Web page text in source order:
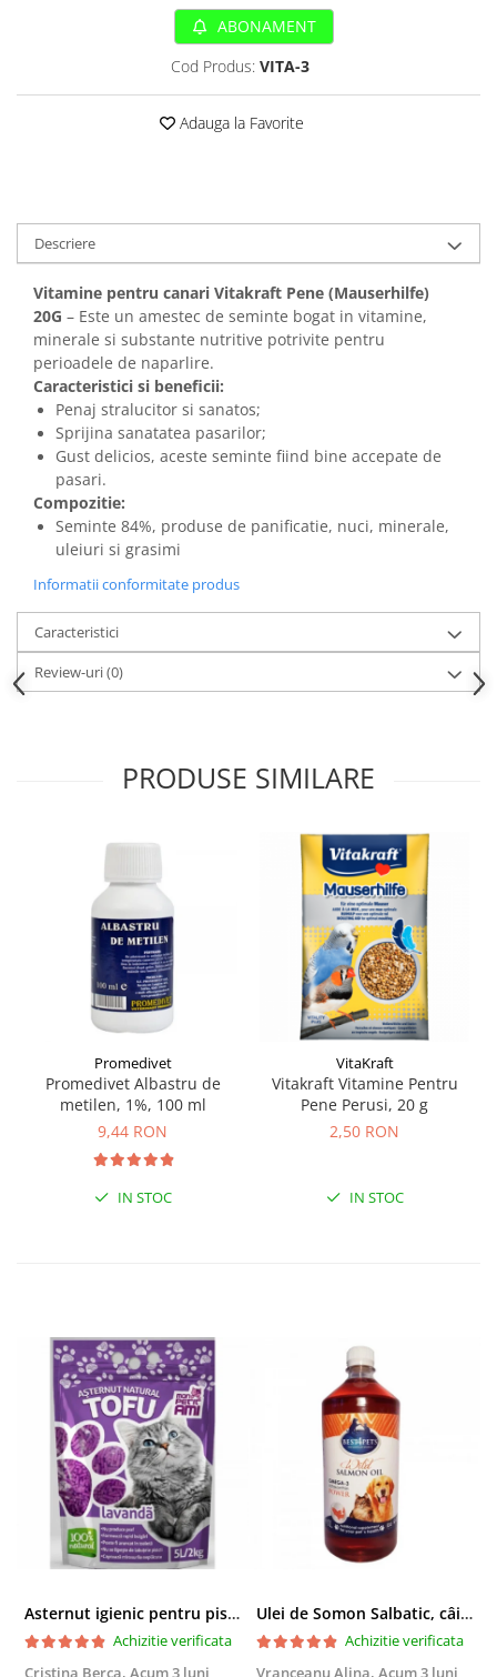
Sampoane si Balsamuri
Covorase absorbante
Curatare Ochi
ABONAMENT
Cod Produs: VITA-3
Adauga la Favorite
Descriere
Vitamine pentru canari Vitakraft Pene (Mauserhilfe)
20G – Este un amestec de seminte bogat in vitamine,
minerale si substante nutritive potrivite pentru
perioadele de naparlire.
Caracteristici si beneficii:
Penaj stralucitor si sanatos;
Sprijina sanatatea pasarilor;
Gust delicios, aceste seminte fiind bine accepate de
pasari.
Compozitie:
Seminte 84%, produse de panificatie, nuci, minerale,
uleiuri si grasimi
Informatii conformitate produs
Caracteristici
Review-uri(0)
PRODUSE SIMILARE
Promedivet
Promedivet Albastru de
metilen, 1%, 100 ml
9,44 RON
IN STOC
VitaKraft
Vitakraft Vitamine Pentru
Pene Perusi, 20 g
2,50 RON
IN STOC
Asternut igienic pentru pisici Tofu Lavanda, Mon Petit 5 l
Achizitie verificata
Cristina Berca, Acum 3 luni
Ulei de Somon Salbatic, câini și pisici, piele si blană, BEST4PETS, 1l
Achizitie verificata
Vranceanu Alina, Acum 3 luni